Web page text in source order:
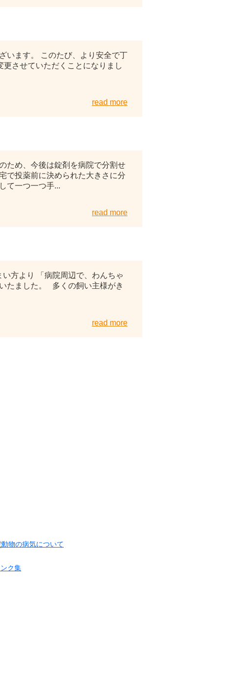
います。 このたび、より安全で丁
させていただくことになりまし
read more
ため、今後は錠剤を病院で分割せ
で投薬前に決められた大きさに分
て一つ一つ手...
read more
方より 「病院周辺で、わんちゃ
たました。 多くの飼い主様がき
read more